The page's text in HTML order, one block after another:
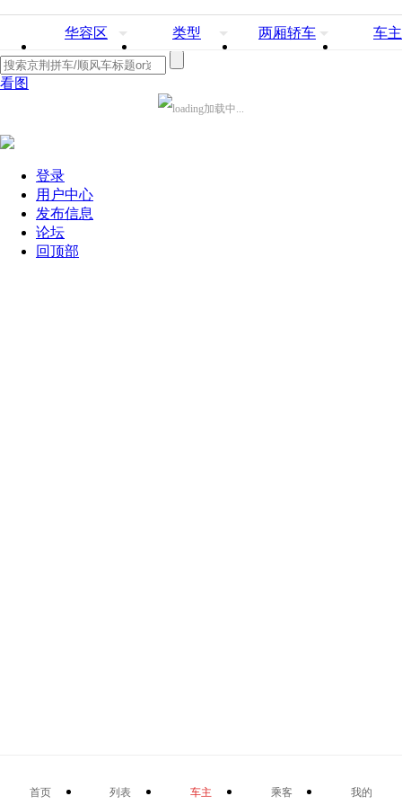
华容区 类型 两厢轿车 车主
看图
加载中...
登录
用户中心
发布信息
论坛
回顶部
首页 列表 车主 乘客 我的